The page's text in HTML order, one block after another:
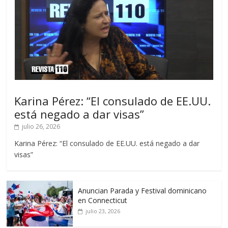
Karina Pérez: “El consulado de EE.UU.
está negado a dar visas”
julio 26, 2026
Karina Pérez: “El consulado de EE.UU. está negado a dar
visas”
Anuncian Parada y Festival dominicano
en Connecticut
julio 23, 2026